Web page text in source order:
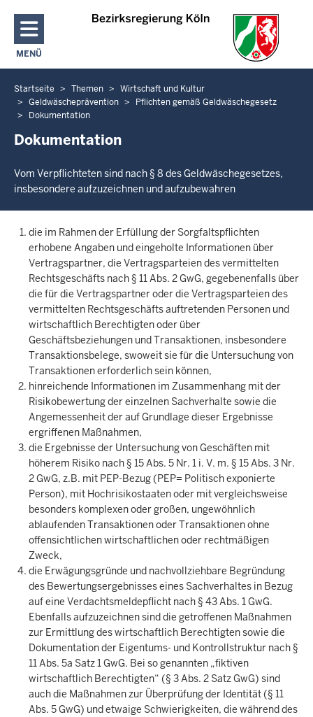
Direkt zum Inhalt
MENÜ
NAVIGATION AKTIVIEREN/DEAKTIVIEREN: HAUPTMENÜ
Sie
befinden
hier
Startseite Themen
Wirtschaft und Kultur
Geldwäscheprävention
Pflichten gemäß Geldwäschegesetz
Dokumentation
Dokumentation
Vom Verpflichteten sind nach § 8 des Geldwäschegesetzes,
insbesondere aufzuzeichnen und aufzubewahren
die im Rahmen der Erfüllung der Sorgfaltspflichten
erhobene Angaben und eingeholte Informationen über
Vertragspartner, die Vertragsparteien des vermittelten
Rechtsgeschäfts nach § 11 Abs. 2 GwG, gegebenenfalls über
die für die Vertragspartner oder die Vertragsparteien des
vermittelten Rechtsgeschäfts auftretenden Personen und
wirtschaftlich Berechtigten oder über
Geschäftsbeziehungen und Transaktionen, insbesondere
Transaktionsbelege, swoweit sie für die Untersuchung von
Transaktionen erforderlich sein können,
hinreichende Informationen im Zusammenhang mit der
Risikobewertung der einzelnen Sachverhalte sowie die
Angemessenheit der auf Grundlage dieser Ergebnisse
ergriffenen Maßnahmen,
die Ergebnisse der Untersuchung von Geschäften mit
höherem Risiko nach § 15 Abs. 5 Nr. 1 i. V. m. § 15 Abs. 3 Nr.
2 GwG, z.B. mit PEP-Bezug (PEP= Politisch exponierte
Person), mit Hochrisikostaaten oder mit vergleichsweise
besonders komplexen oder großen, ungewöhnlich
ablaufenden Transaktionen oder Transaktionen ohne
offensichtlichen wirtschaftlichen oder rechtmäßigen
Zweck,
die Erwägungsgründe und nachvollziehbare Begründung
des Bewertungsergebnisses eines Sachverhaltes in Bezug
auf eine Verdachtsmeldepflicht nach § 43 Abs. 1 GwG.
Ebenfalls aufzuzeichnen sind die getroffenen Maßnahmen
zur Ermittlung des wirtschaftlich Berechtigten sowie die
Dokumentation der Eigentums- und Kontrollstruktur nach §
11 Abs. 5a Satz 1 GwG. Bei so genannten „fiktiven
wirtschaftlich Berechtigten“ (§ 3 Abs. 2 Satz GwG) sind
auch die Maßnahmen zur Überprüfung der Identität (§ 11
Abs. 5 GwG) und etwaige Schwierigkeiten, die während des